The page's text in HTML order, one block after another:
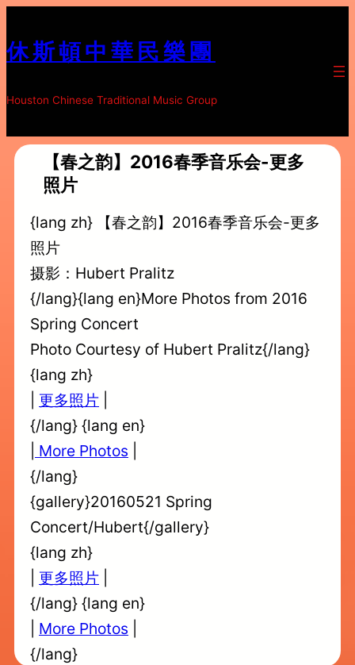
至
内
容
休斯頓中華民樂團
Houston Chinese Traditional Music Group
【春之韵】2016春季音乐会-更多
照片
{lang zh} 【春之韵】2016春季音乐会-更多
照片
摄影：Hubert Pralitz
{/lang}{lang en}More Photos from 2016
Spring Concert
Photo Courtesy of Hubert Pralitz{/lang}
{lang zh}
更多照片
{/lang} {lang en}
More Photos
{/lang}
{gallery}20160521 Spring
Concert/Hubert{/gallery}
{lang zh}
更多照片
{/lang} {lang en}
More Photos
{/lang}